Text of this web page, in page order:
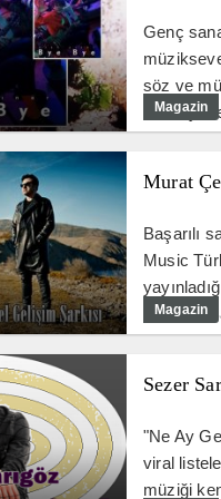
Genç
söz ve
Özen
Magazin
Murat
Başarılı
Music
"Maziye
Magazin
Sezer
"Ne Ay
viral
müziği